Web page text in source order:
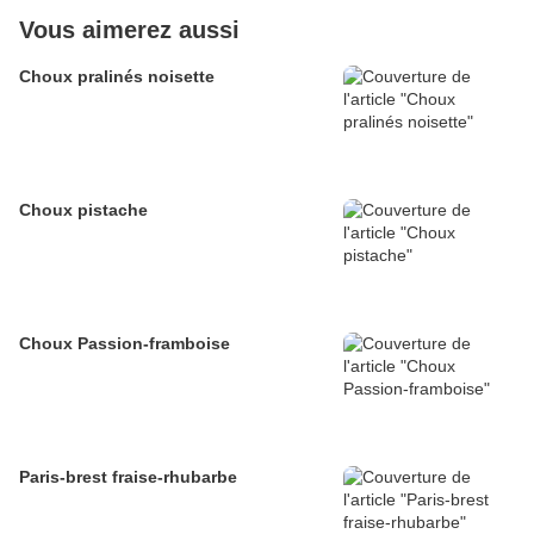
Vous aimerez aussi
Choux pralinés noisette
Choux pistache
Choux Passion-framboise
Paris-brest fraise-rhubarbe